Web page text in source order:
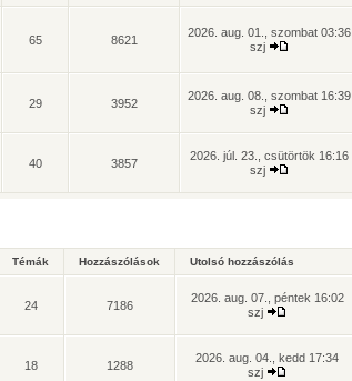
65 8621
2026. aug. 01., szombat 03:36
szj
29 3952
2026. aug. 08., szombat 16:39
szj
40 3857
2026. júl. 23., csütörtök 16:16
szj
Témák Hozzászólások Utolsó hozzászólás
24 7186
2026. aug. 07., péntek 16:02
szj
18 1288
2026. aug. 04., kedd 17:34
szj